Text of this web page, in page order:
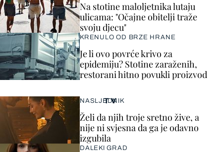
Na stotine maloljetnika lutaju
ulicama: "Očajne obitelji traže
svoju djecu"
KRENULO OD BRZE HRANE
Je li ovo povrće krivo za
epidemiju? Stotine zaraženih,
restorani hitno povukli proizvod
TV
NASLJEDNIK
Želi da njih troje sretno žive, a
nije ni svjesna da ga je odavno
izgubila
DALEKI GRAD